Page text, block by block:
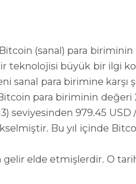
(sanal) para
teknolojisi büyük bir ilgi
sanal para birimine karşı
para biriminin değeri
seviyesinden 979.45 USD
Bu yıl içinde
gelir elde etmişlerdir. O